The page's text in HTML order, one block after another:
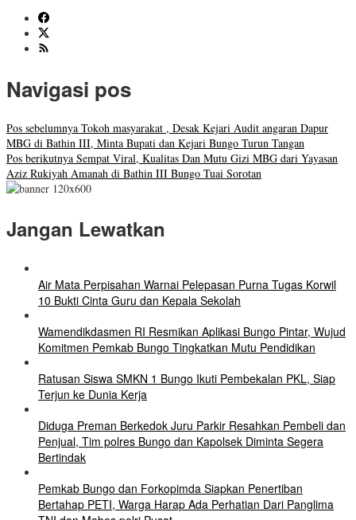
Navigasi pos
Pos sebelumnya Tokoh masyarakat , Desak Kejari Audit angaran Dapur
MBG di Bathin III, Minta Bupati dan Kejari Bungo Turun Tangan
Pos berikutnya Sempat Viral, Kualitas Dan Mutu Gizi MBG dari Yayasan
Aziz Rukiyah Amanah di Bathin III Bungo Tuai Sorotan
Jangan Lewatkan
Air Mata Perpisahan Warnai Pelepasan Purna Tugas Korwil
10 Bukti Cinta Guru dan Kepala Sekolah
Wamendikdasmen RI Resmikan Aplikasi Bungo Pintar, Wujud
Komitmen Pemkab Bungo Tingkatkan Mutu Pendidikan
Ratusan Siswa SMKN 1 Bungo Ikuti Pembekalan PKL, Siap
Terjun ke Dunia Kerja
Diduga Preman Berkedok Juru Parkir Resahkan Pembeli dan
Penjual, Tim polres Bungo dan Kapolsek Diminta Segera
Bertindak
Pemkab Bungo dan Forkopimda Siapkan Penertiban
Bertahap PETI, Warga Harap Ada Perhatian Dari Panglima